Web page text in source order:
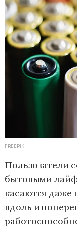
FREEPIK
Пользователи
бытовыми
касаются даже
вдоль и